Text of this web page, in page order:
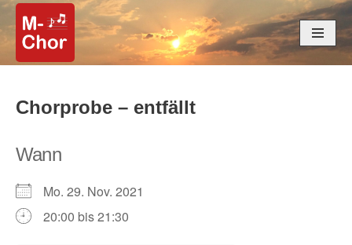
Zum
Inhalt
Chorprobe – entfällt
Wann
Mo. 29. Nov. 2021
20:00 bis 21:30